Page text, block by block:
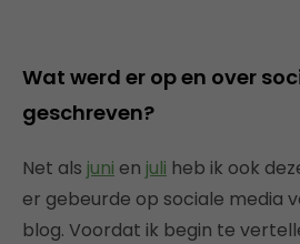
Wat werd er op en over
geschreven?
Net als juni en juli heb ik ook
er gebeurde op sociale media
blog. Voordat ik begin te